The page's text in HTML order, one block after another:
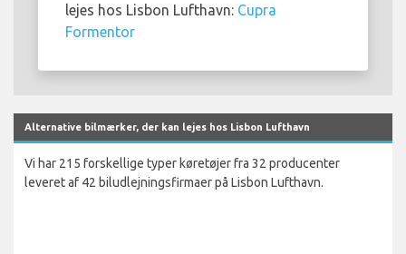
lejes hos Lisbon Lufthavn: Cupra
Formentor
Alternative bilmærker, der kan lejes hos Lisbon Lufthavn
Vi har 215 forskellige typer køretøjer fra 32 producenter
leveret af 42 biludlejningsfirmaer på Lisbon Lufthavn.